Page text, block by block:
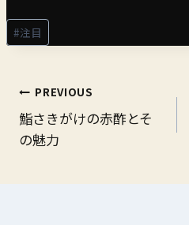
Post
Tags:
#注目
Post
navigation
PREVIOUS
鮨さきがけの赤酢とそ
の魅力